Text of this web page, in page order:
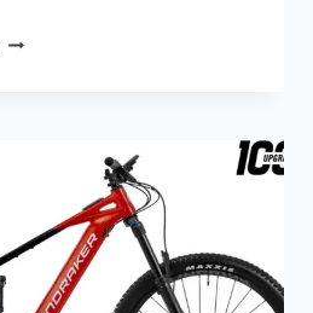
CHASER